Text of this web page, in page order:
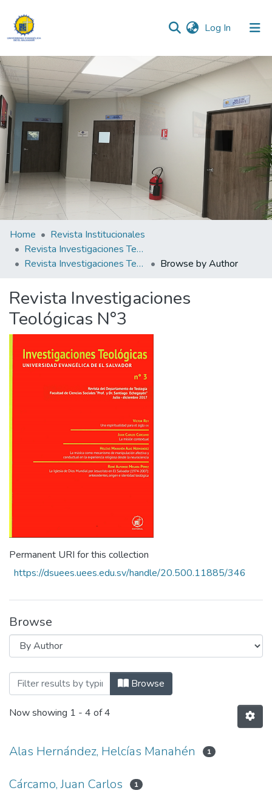
Log In (current)
Communities & Collections
All of DSpace
Home
Revista Institucionales
Revista Investigaciones Teológicas
Revista Investigaciones Teológicas N°3
Browse by Author
Revista Investigaciones
Teológicas N°3
Permanent URI for this collection
https://dsuees.uees.edu.sv/handle/20.500.11885/346
Browse
Browsing Revista Investigaciones
Browse
Now showing 1 - 4 of 4
Alas Hernández, Helcías Manahén 1
Cárcamo, Juan Carlos 1